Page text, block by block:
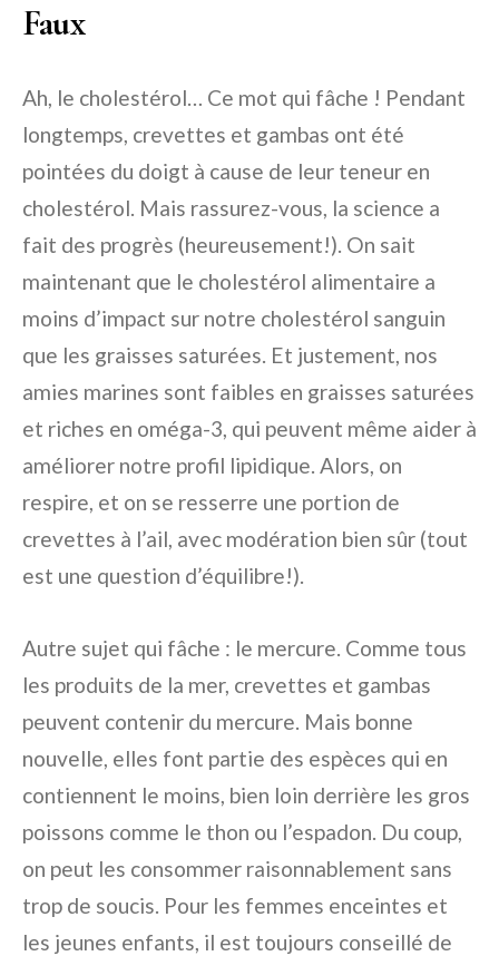
Faux
Ah, le cholestérol… Ce mot qui fâche ! Pendant
longtemps, crevettes et gambas ont été
pointées du doigt à cause de leur teneur en
cholestérol. Mais rassurez-vous, la science a
fait des progrès (heureusement!). On sait
maintenant que le cholestérol alimentaire a
moins d’impact sur notre cholestérol sanguin
que les graisses saturées. Et justement, nos
amies marines sont faibles en graisses saturées
et riches en oméga-3, qui peuvent même aider à
améliorer notre profil lipidique. Alors, on
respire, et on se resserre une portion de
crevettes à l’ail, avec modération bien sûr (tout
est une question d’équilibre!).
Autre sujet qui fâche : le mercure. Comme tous
les produits de la mer, crevettes et gambas
peuvent contenir du mercure. Mais bonne
nouvelle, elles font partie des espèces qui en
contiennent le moins, bien loin derrière les gros
poissons comme le thon ou l’espadon. Du coup,
on peut les consommer raisonnablement sans
trop de soucis. Pour les femmes enceintes et
les jeunes enfants, il est toujours conseillé de